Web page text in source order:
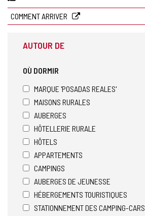
COMMENT ARRIVER
AUTOUR DE
OÙ DORMIR
MARQUE 'POSADAS REALES'
MAISONS RURALES
AUBERGES
HÔTELLERIE RURALE
HÔTELS
APPARTEMENTS
CAMPINGS
AUBERGES DE JEUNESSE
HÉBERGEMENTS TOURISTIQUES
STATIONNEMENT DES CAMPING-CARS